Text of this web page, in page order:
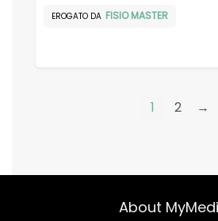
EROGATO DA FISIO MASTER
1 2 →
About